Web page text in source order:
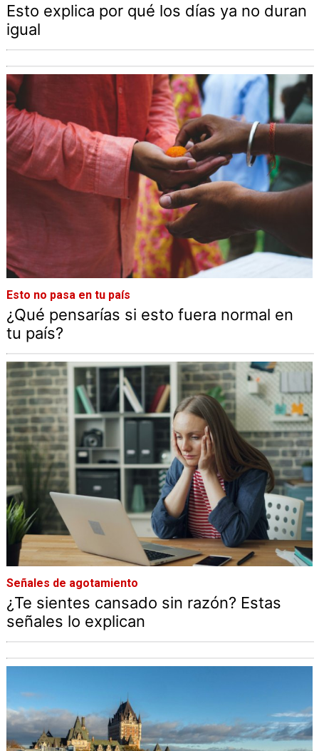
Esto explica por qué los días ya no duran
igual
Esto no pasa en tu país
¿Qué pensarías si esto fuera normal en
tu país?
Señales de agotamiento
¿Te sientes cansado sin razón? Estas
señales lo explican